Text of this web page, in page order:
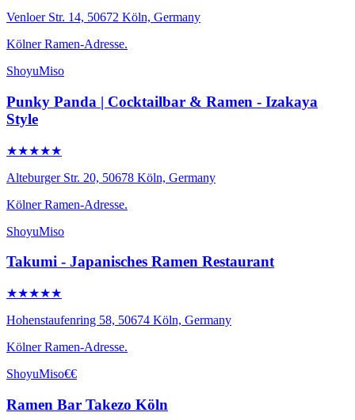
Venloer Str. 14, 50672 Köln, Germany
Kölner Ramen-Adresse.
ShoyuMiso
Punky Panda | Cocktailbar & Ramen - Izakaya
Style
★★★★★
Alteburger Str. 20, 50678 Köln, Germany
Kölner Ramen-Adresse.
ShoyuMiso
Takumi - Japanisches Ramen Restaurant
★★★★★
Hohenstaufenring 58, 50674 Köln, Germany
Kölner Ramen-Adresse.
ShoyuMiso€€
Ramen Bar Takezo Köln